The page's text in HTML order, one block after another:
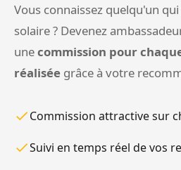
Vous connaissez quelqu'un
solaire ? Devenez
unecommission pour
réalisée grâce à votre
Commission attractive sur
Suivi en temps réel de vos